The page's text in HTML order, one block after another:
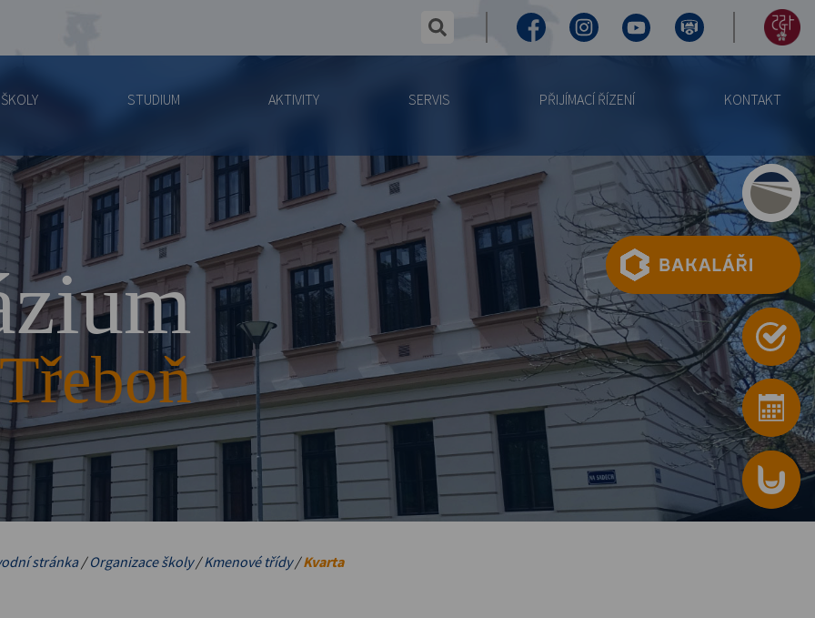
STUDIUM AKTIVITY SERVIS PŘIJÍMACÍ ŘÍZENÍ KONTAKT
hledaný text...
✕
FacebookInstagramYoutubeVirtuální
155
výročí
Třeboň
stránka/Organizace školy/Kmenové třídy/Kvarta